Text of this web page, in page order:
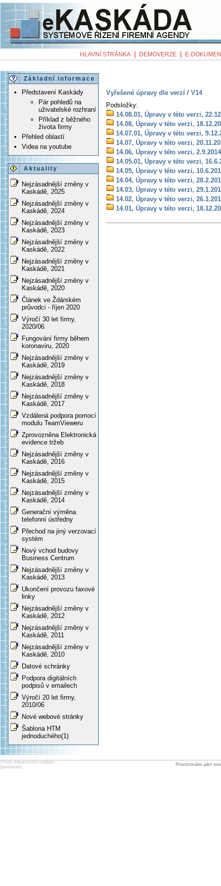
HLAVNÍ STRÁNKA DEMOVERZE E-
Základní informace
Představení Kaskády
Pár pohledů na
uživatelské rozhraní
Příklad z běžného
života firmy
Přehled oblastí
Videa na youtube
Aktuality
Nejzásadnější změny v
Kaskádě, 2025
Nejzásadnější změny v
Kaskádě, 2024
Nejzásadnější změny v
Kaskádě, 2023
Nejzásadnější změny v
Kaskádě, 2022
Nejzásadnější změny v
Kaskádě, 2021
Nejzásadnější změny v
Kaskádě, 2020
Článek ve Ždárském
průvodci - říjen 2020
Výročí 30 let firmy,
2020/06
Fungování firmy během
koronaviru, 2020
Nejzásadnější změny v
Kaskádě, 2019
Nejzásadnější změny v
Kaskádě, 2018
Nejzásadnější změny v
Kaskádě, 2017
Vzdálená podpora pomocí
modulu TeamVieweru
Zprovozněna Elektronická
evidence tržeb
Nejzásadnější změny v
Kaskádě, 2016
Nejzásadnější změny v
Kaskádě, 2015
Nejzásadnější změny v
Kaskádě, 2014
Generační výměna
telefonní ústředny
Přechod na jiný verzovací
systém
Nový vchod budovy
Business Centrum
Nejzásadnější změny v
Kaskádě, 2013
Ukončení provozu faxové
linky
Nejzásadnější změny v
Kaskádě, 2012
Nejzásadnější změny v
Kaskádě, 2011
Nejzásadnější změny v
Kaskádě, 2010
Datové schránky
Podpora digitálních
podpisů v emailech
Výročí 20 let firmy,
2010/06
Nové webové stránky
Šablona HTM
jednoduchého(1)
Vyřešené úpravy dle verzí / V14
Podsložky:
14.08.01, Úpravy v této verzi,
14.08, Úpravy v této verzi,
14.07.01, Úpravy v této verzi,
14.07, Úpravy v této verzi,
14.06, Úpravy v této verzi, 2.9.2014
14.05.01, Úpravy v této verzi,
14.05, Úpravy v této verzi,
14.04, Úpravy v této verzi,
14.03, Úpravy v této verzi,
14.02, Úpravy v této verzi,
14.01, Úpravy v této verzi,
Provozováno jako
Trvalý odkaz na tuto stránku
(permalink)